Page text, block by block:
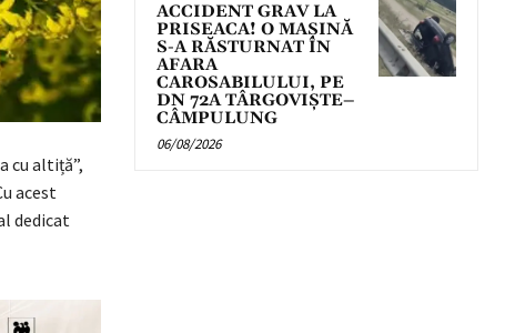
cu altiță”,
acest
dedicat
ACCIDENT GRAV LA
PRISEACA! O MAȘINĂ
S-A RĂSTURNAT ÎN
AFARA
CAROSABILULUI, PE
DN 72A TÂRGOVIȘTE–
CÂMPULUNG
06/08/2026